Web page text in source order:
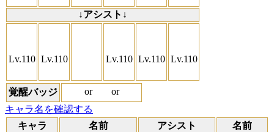
↓アシスト↓
Lv.110 Lv.110 Lv.110 Lv.110 Lv.110
覚醒バッジ or
or
キャラ名を確認する
キャラ
名前 アシスト 名前